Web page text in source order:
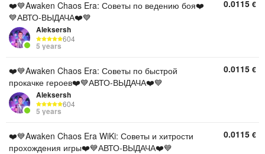
❤️💙Awaken Chaos Era: Советы по ведению боя❤️
💙АВТО-ВЫДАЧА❤️💙
Aleksersh
604
5 years
0.0115 €
❤️💙Awaken Chaos Era: Советы по быстрой
прокачке героев❤️💙АВТО-ВЫДАЧА❤️💙
Aleksersh
604
5 years
0.0115 €
❤️💙Awaken Chaos Era WiKi: Советы и хитрости
прохождения игры❤️💙АВТО-ВЫДАЧА❤️💙
0.0115 €